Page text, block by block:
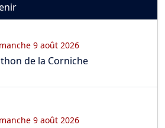
9 août 2026
de la Corniche
9 août 2026